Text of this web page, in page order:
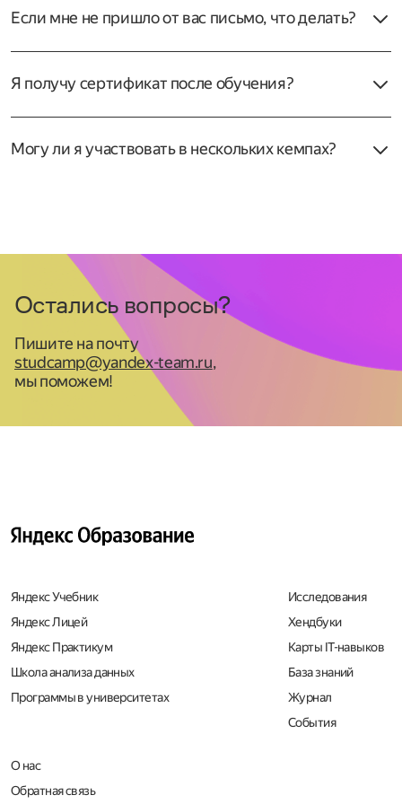
понадобится ноутбук. Характеристики ноутбука будут
Если мне не пришло от вас письмо, что делать?
напишите нам на почтуstudcamp@yandex‑team.ru
Я получу сертификат после обучения?
сертификаты об участии в кемпе.
Могу ли я участвовать в нескольких кемпах?
Остались вопросы?
Пишите на почту
studcamp@yandex-team.ru,
мы поможем!
Яндекс Учебник
Яндекс Лицей
Яндекс Практикум
Школа анализа данных
Программы в университетах
Исследования
Хендбуки
Карты IT-навыков
База знаний
Журнал
События
О нас
Обратная связь